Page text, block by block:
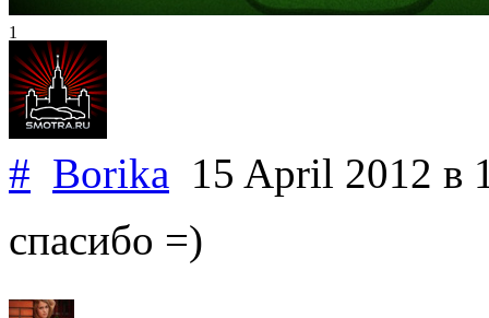
1
# Borika 15 April 2012 в
спасибо =)